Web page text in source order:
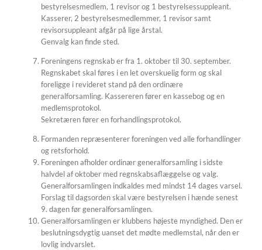
bestyrelsesmedlem, 1 revisor og 1 bestyrelsessuppleant.
Kasserer, 2 bestyrelsesmedlemmer, 1 revisor samt
revisorsuppleant afgår på lige årstal.
Genvalg kan finde sted.
Foreningens regnskab er fra 1. oktober til 30. september.
Regnskabet skal føres i en let overskuelig form og skal
foreligge i revideret stand på den ordinære
generalforsamling. Kassereren fører en kassebog og en
medlemsprotokol.
Sekretæren fører en forhandlingsprotokol.
Formanden repræsenterer foreningen ved alle forhandlinger
og retsforhold.
Foreningen afholder ordinær generalforsamling i sidste
halvdel af oktober med regnskabsaflæggelse og valg.
Generalforsamlingen indkaldes med mindst 14 dages varsel.
Forslag til dagsorden skal være bestyrelsen i hænde senest
9. dagen før generalforsamlingen.
Generalforsamlingen er klubbens højeste myndighed. Den er
beslutningsdygtig uanset det mødte medlemstal, når den er
lovlig indvarslet.